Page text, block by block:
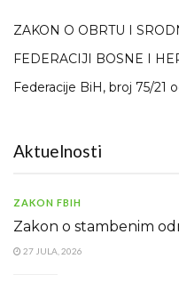
ZAKON O OBRTU I
FEDERACIJI BOSNE I
Federacije BiH, broj 75/21
Aktuelnosti
ZAKON FBIH
Zakon o stambenim
27 JULA, 2026